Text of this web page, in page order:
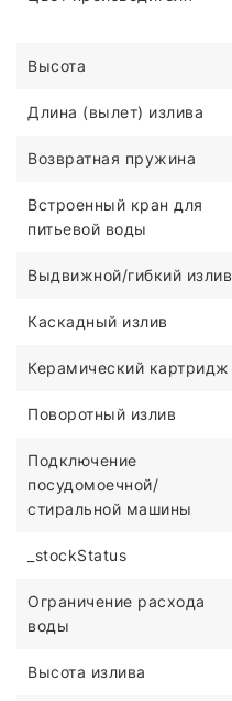
Высота
Длина (вылет) излива
Возвратная пружина
Встроенный кран для
питьевой воды
Выдвижной/гибкий излив
Каскадный излив
Керамический картридж
Поворотный излив
Подключение
посудомоечной/
стиральной машины
_stockStatus
Ограничение расхода
воды
Высота излива